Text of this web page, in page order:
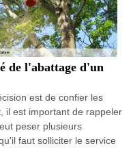
de l'abattage d'un
est de confier les
il est important de rappeler
peser plusieurs
faut solliciter le service